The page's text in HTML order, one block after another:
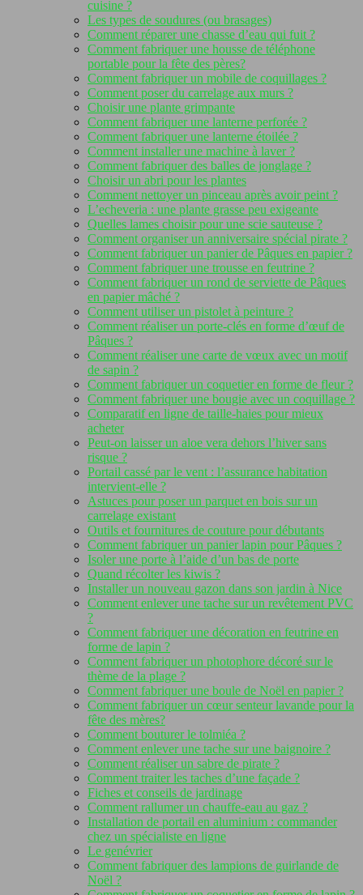
cuisine ?
Les types de soudures (ou brasages)
Comment réparer une chasse d’eau qui fuit ?
Comment fabriquer une housse de téléphone
portable pour la fête des pères?
Comment fabriquer un mobile de coquillages ?
Comment poser du carrelage aux murs ?
Choisir une plante grimpante
Comment fabriquer une lanterne perforée ?
Comment fabriquer une lanterne étoilée ?
Comment installer une machine à laver ?
Comment fabriquer des balles de jonglage ?
Choisir un abri pour les plantes
Comment nettoyer un pinceau après avoir peint ?
L’echeveria : une plante grasse peu exigeante
Quelles lames choisir pour une scie sauteuse ?
Comment organiser un anniversaire spécial pirate ?
Comment fabriquer un panier de Pâques en papier ?
Comment fabriquer une trousse en feutrine ?
Comment fabriquer un rond de serviette de Pâques
en papier mâché ?
Comment utiliser un pistolet à peinture ?
Comment réaliser un porte-clés en forme d’œuf de
Pâques ?
Comment réaliser une carte de vœux avec un motif
de sapin ?
Comment fabriquer un coquetier en forme de fleur ?
Comment fabriquer une bougie avec un coquillage ?
Comparatif en ligne de taille-haies pour mieux
acheter
Peut-on laisser un aloe vera dehors l’hiver sans
risque ?
Portail cassé par le vent : l’assurance habitation
intervient-elle ?
Astuces pour poser un parquet en bois sur un
carrelage existant
Outils et fournitures de couture pour débutants
Comment fabriquer un panier lapin pour Pâques ?
Isoler une porte à l’aide d’un bas de porte
Quand récolter les kiwis ?
Installer un nouveau gazon dans son jardin à Nice
Comment enlever une tache sur un revêtement PVC
?
Comment fabriquer une décoration en feutrine en
forme de lapin ?
Comment fabriquer un photophore décoré sur le
thème de la plage ?
Comment fabriquer une boule de Noël en papier ?
Comment fabriquer un cœur senteur lavande pour la
fête des mères?
Comment bouturer le tolmiéa ?
Comment enlever une tache sur une baignoire ?
Comment réaliser un sabre de pirate ?
Comment traiter les taches d’une façade ?
Fiches et conseils de jardinage
Comment rallumer un chauffe-eau au gaz ?
Installation de portail en aluminium : commander
chez un spécialiste en ligne
Le genévrier
Comment fabriquer des lampions de guirlande de
Noël ?